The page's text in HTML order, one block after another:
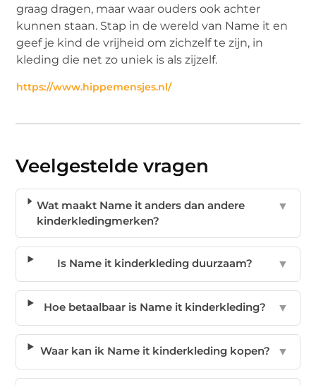
graag dragen, maar waar ouders ook achter
kunnen staan. Stap in de wereld van Name it en
geef je kind de vrijheid om zichzelf te zijn, in
kleding die net zo uniek is als zijzelf.
https://www.hippemensjes.nl/
Veelgestelde vragen
Wat maakt Name it anders dan andere
kinderkledingmerken?
▼
Is Name it kinderkleding duurzaam? ▼
Hoe betaalbaar is Name it kinderkleding? ▼
Waar kan ik Name it kinderkleding kopen? ▼